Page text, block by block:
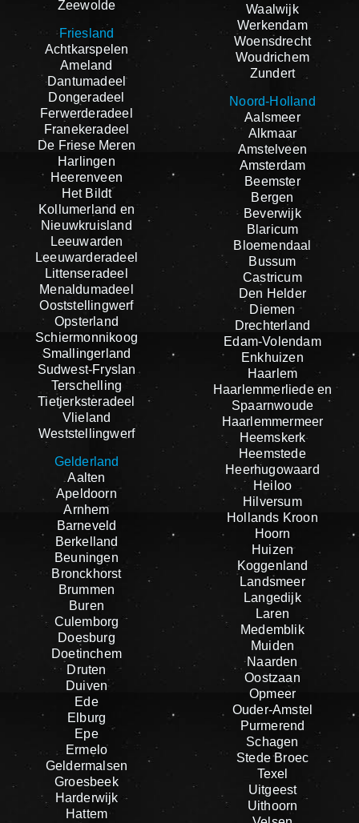
Zeewolde
Friesland
Achtkarspelen
Ameland
Dantumadeel
Dongeradeel
Ferwerderadeel
Franekeradeel
De Friese Meren
Harlingen
Heerenveen
Het Bildt
Kollumerland en
Nieuwkruisland
Leeuwarden
Leeuwarderadeel
Littenseradeel
Menaldumadeel
Ooststellingwerf
Opsterland
Schiermonnikoog
Smallingerland
Sudwest-Fryslan
Terschelling
Tietjerksteradeel
Vlieland
Weststellingwerf
Gelderland
Aalten
Apeldoorn
Arnhem
Barneveld
Berkelland
Beuningen
Bronckhorst
Brummen
Buren
Culemborg
Doesburg
Doetinchem
Druten
Duiven
Ede
Elburg
Epe
Ermelo
Geldermalsen
Groesbeek
Harderwijk
Hattem
Waalwijk
Werkendam
Woensdrecht
Woudrichem
Zundert
Noord-Holland
Aalsmeer
Alkmaar
Amstelveen
Amsterdam
Beemster
Bergen
Beverwijk
Blaricum
Bloemendaal
Bussum
Castricum
Den Helder
Diemen
Drechterland
Edam-Volendam
Enkhuizen
Haarlem
Haarlemmerliede en
Spaarnwoude
Haarlemmermeer
Heemskerk
Heemstede
Heerhugowaard
Heiloo
Hilversum
Hollands Kroon
Hoorn
Huizen
Koggenland
Landsmeer
Langedijk
Laren
Medemblik
Muiden
Naarden
Oostzaan
Opmeer
Ouder-Amstel
Purmerend
Schagen
Stede Broec
Texel
Uitgeest
Uithoorn